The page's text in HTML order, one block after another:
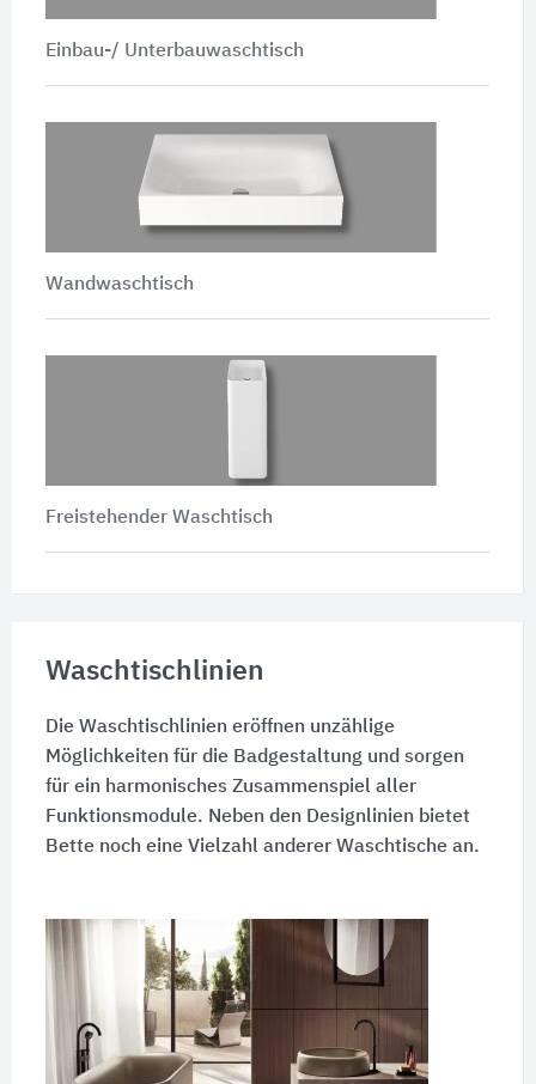
Einbau-/ Unterbauwaschtisch
Wandwaschtisch
Freistehender Waschtisch
Waschtischlinien
Die Waschtischlinien eröffnen unzählige
Möglichkeiten für die Badgestaltung und sorgen
für ein harmonisches Zusammenspiel aller
Funktionsmodule. Neben den Designlinien bietet
Bette noch eine Vielzahl anderer Waschtische an.